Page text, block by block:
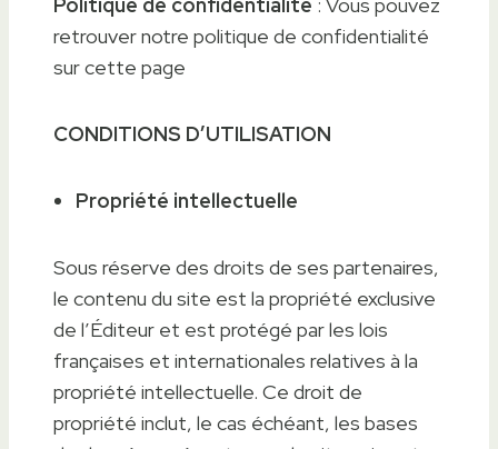
retrouver notre politique de confidentialité
sur cette page
CONDITIONS D’UTILISATION
Propriété intellectuelle
Sous réserve des droits de ses partenaires,
le contenu du site est la propriété exclusive
de l’Éditeur et est protégé par les lois
françaises et internationales relatives à la
propriété intellectuelle. Ce droit de
propriété inclut, le cas échéant, les bases